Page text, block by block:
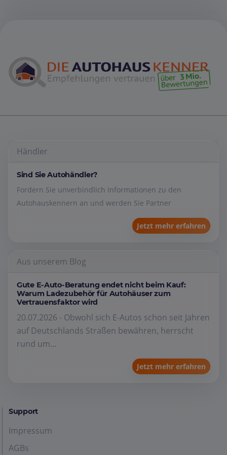
Händler
Sind Sie Autohändler?
Fordern Sie unverbindlich Informationen zu den
Autohauskennern an und werden Sie Partner
Jetzt mehr erfahren
Aus unserem Blog
Gute E-Auto-Beratung endet nicht beim Kauf:
Warum Ladezubehör für Autohäuser zum
Vertrauensfaktor wird
20.07.2026 - Obwohl sich E-Autos schon seit Jahren
auf Deutschlands Straßen bewähren, herrscht
rund um...
Jetzt mehr erfahren
Support
Impressum
AGBs